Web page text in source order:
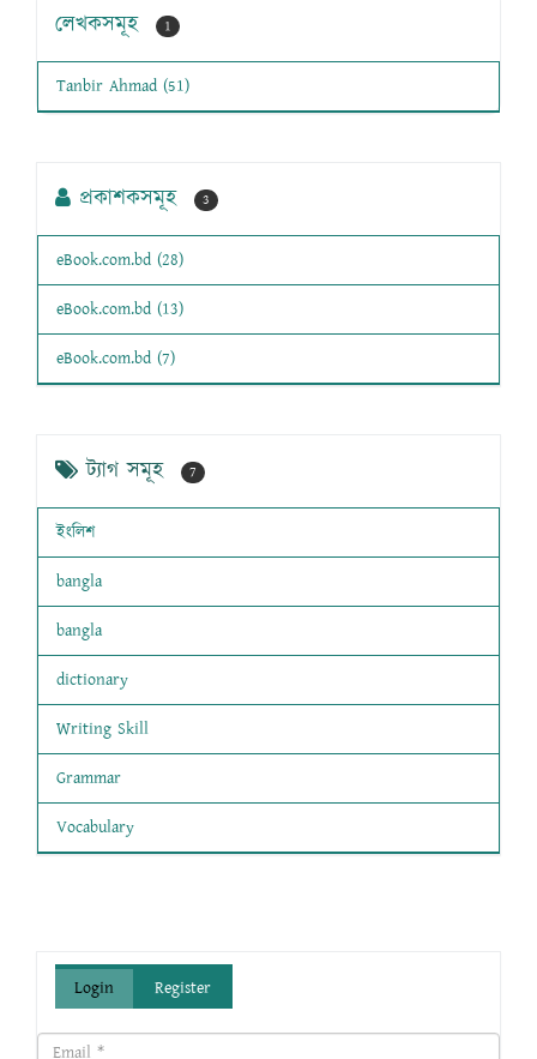
লেখকসমূহ 1
Tanbir Ahmad (51)
প্রকাশকসমূহ 3
eBook.com.bd (28)
eBook.com.bd (13)
eBook.com.bd (7)
ট্যাগ সমূহ 7
ইংলিশ
bangla
bangla
dictionary
Writing Skill
Grammar
Vocabulary
Login Register